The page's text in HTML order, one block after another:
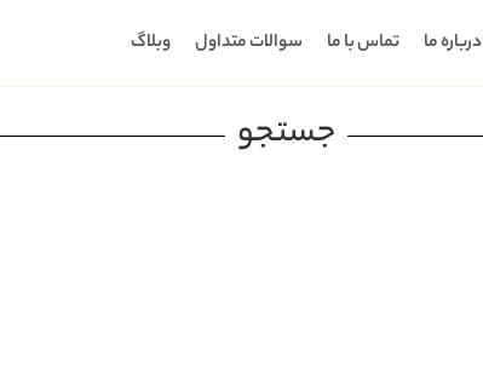
درباره ما تماس با ما سوالات متداول وبلاگ
جستجو